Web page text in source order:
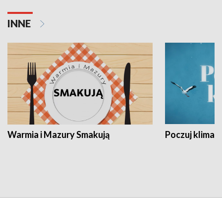
INNE
Warmia i Mazury Smakują Poczuj klimat